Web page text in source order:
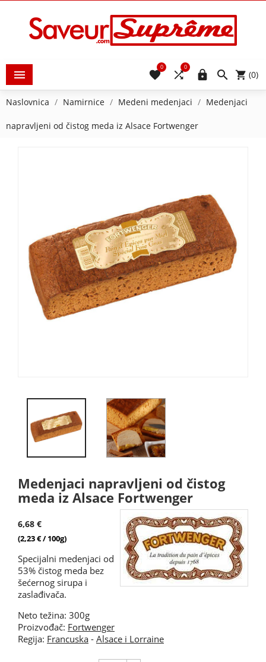
  (0)


0

0
Naslovnica Namirnice Medeni medenjaci Medenjaci
napravljeni od čistog meda iz Alsace Fortwenger
Medenjaci napravljeni od čistog
meda iz Alsace Fortwenger
6,68 €
(2,23 € / 100g)
Specijalni medenjaci od
53% čistog meda bez
šećernog sirupa i
zaslađivača.
Neto težina: 300g
Proizvođač: Fortwenger
Regija: Francuska - Alsace i Lorraine